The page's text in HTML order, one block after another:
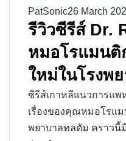
PatSonic26 March
รีวิวซีรีส์ Dr.
หมอโรแมนติ
ใหม่ในโรงพ
ซีรีส์เกาหลีแนวการแพท
เรื่องของคุณหมอโรแ
พยาบาลทลดัม คราวนี้